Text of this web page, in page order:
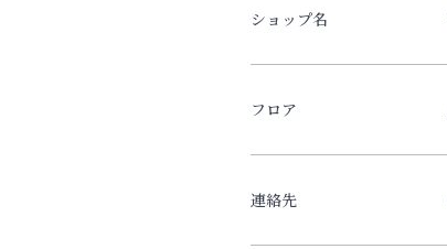
ショップ名
フロア
連絡先